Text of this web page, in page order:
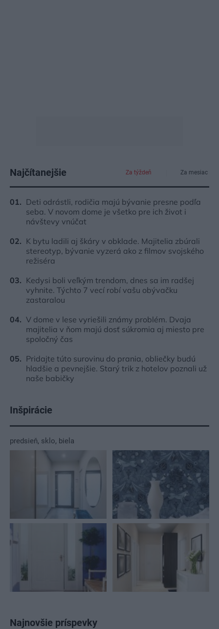
Najčítanejšie Za týždeň Za mesiac
Deti odrástli, rodičia majú bývanie presne podľa
seba. V novom dome je všetko pre ich život i
návštevy vnúčat
K bytu ladili aj škáry v obklade. Majitelia zbúrali
stereotyp, bývanie vyzerá ako z filmov svojského
režiséra
Kedysi boli veľkým trendom, dnes sa im radšej
vyhnite. Týchto 7 vecí robí vašu obývačku
zastaralou
V dome v lese vyriešili známy problém. Dvaja
majitelia v ňom majú dosť súkromia aj miesto pre
spoločný čas
Pridajte túto surovinu do prania, obliečky budú
hladšie a pevnejšie. Starý trik z hotelov poznali už
naše babičky
Inšpirácie
predsieň, sklo, biela
Najnovšie príspevky